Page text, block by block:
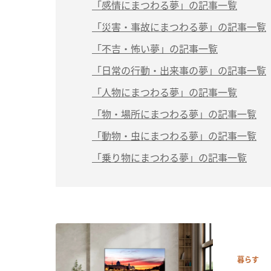
「感情にまつわる夢」の記事一覧
「災害・事故にまつわる夢」の記事一覧
「不吉・怖い夢」の記事一覧
「日常の行動・出来事の夢」の記事一覧
「人物にまつわる夢」の記事一覧
「物・場所にまつわる夢」の記事一覧
「動物・虫にまつわる夢」の記事一覧
「乗り物にまつわる夢」の記事一覧
暮らす